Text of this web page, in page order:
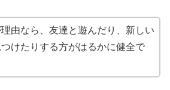
由なら、友達と遊んだり、新しい
けたりする方がはるかに健全で